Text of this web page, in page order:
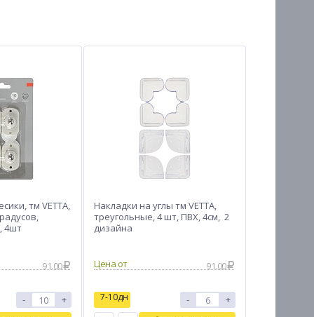
тм VETTA,
4шт
91.00
- +
Накладки на углы тм VETTA,
треугольные, 4 шт, ПВХ, 4см, 2
дизайна
Цена от 91.00
7-10дн - +